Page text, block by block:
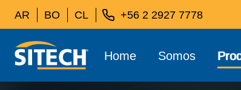
AR BO CL +56 2 2927 7778
Home Somos